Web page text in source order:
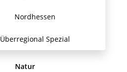
Nordhessen
Überregional Spezial
Natur